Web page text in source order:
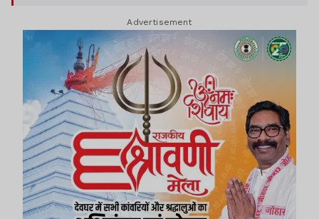
Advertisement